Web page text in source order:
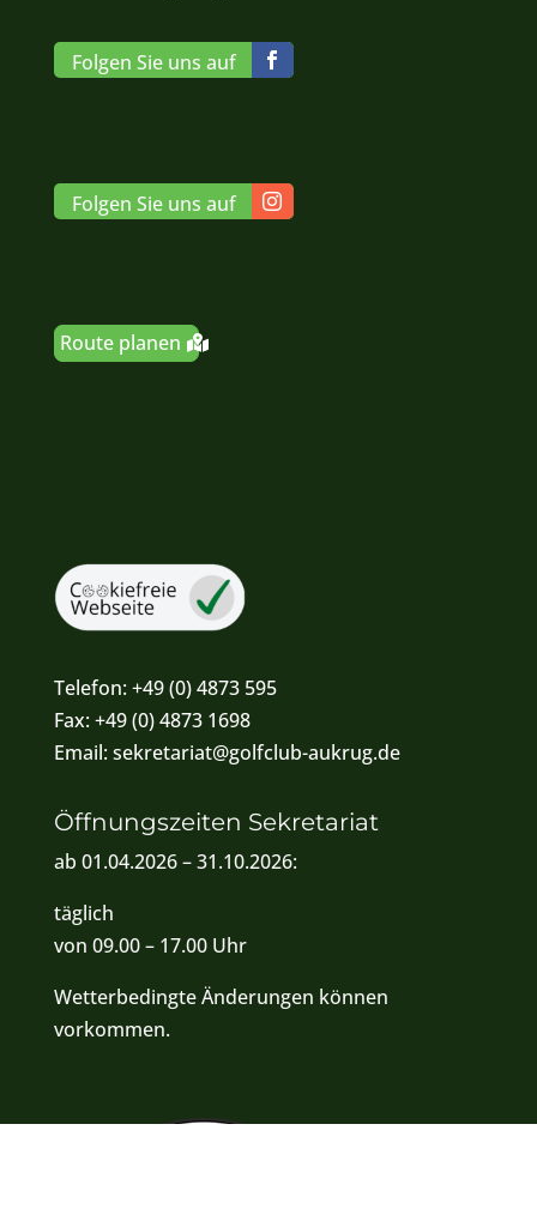
Folgen Sie uns auf
Folgen Sie uns auf
Route planen
Telefon:+49 (0) 4873 595
Fax:+49 (0) 4873 1698
Email:sekretariat@golfclub-aukrug.de
Öffnungszeiten Sekretariat
ab 01.04.2026 – 31.10.2026:
täglich
von 09.00 – 17.00 Uhr
Wetterbedingte Änderungen können
vorkommen.